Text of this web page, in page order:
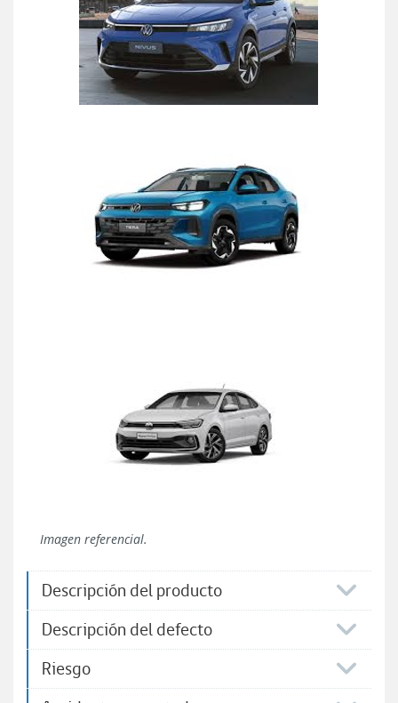
Imagen referencial.
Descripción del producto
Descripción del defecto
Riesgo